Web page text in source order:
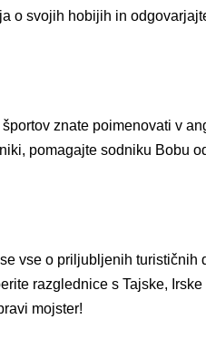
o svojih hobijih in
znate poimenovati v
pomagajte sodniku Bobu
vse o priljubljenih
razglednice s Tajske,
mojster!